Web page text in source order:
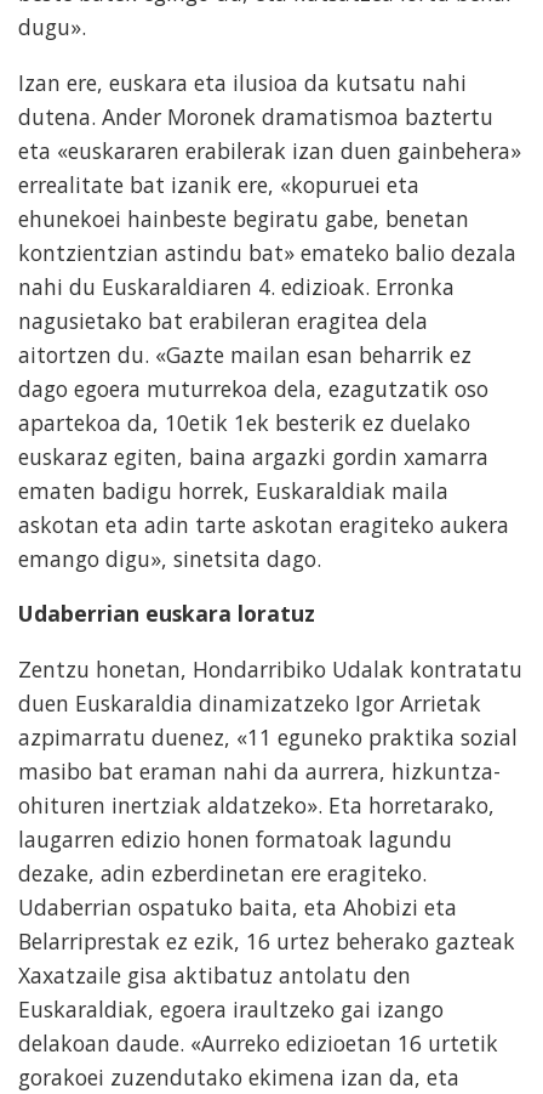
dugu».
Izan ere, euskara eta ilusioa da kutsatu nahi
dutena. Ander Moronek dramatismoa baztertu
eta «euskararen erabilerak izan duen gainbehera»
errealitate bat izanik ere, «kopuruei eta
ehunekoei hainbeste begiratu gabe, benetan
kontzientzian astindu bat» emateko balio dezala
nahi du Euskaraldiaren 4. edizioak. Erronka
nagusietako bat erabileran eragitea dela
aitortzen du. «Gazte mailan esan beharrik ez
dago egoera muturrekoa dela, ezagutzatik oso
apartekoa da, 10etik 1ek besterik ez duelako
euskaraz egiten, baina argazki gordin xamarra
ematen badigu horrek, Euskaraldiak maila
askotan eta adin tarte askotan eragiteko aukera
emango digu», sinetsita dago.
Udaberrian euskara loratuz
Zentzu honetan, Hondarribiko Udalak kontratatu
duen Euskaraldia dinamizatzeko Igor Arrietak
azpimarratu duenez, «11 eguneko praktika sozial
masibo bat eraman nahi da aurrera, hizkuntza-
ohituren inertziak aldatzeko». Eta horretarako,
laugarren edizio honen formatoak lagundu
dezake, adin ezberdinetan ere eragiteko.
Udaberrian ospatuko baita, eta Ahobizi eta
Belarriprestak ez ezik, 16 urtez beherako gazteak
Xaxatzaile gisa aktibatuz antolatu den
Euskaraldiak, egoera iraultzeko gai izango
delakoan daude. «Aurreko edizioetan 16 urtetik
gorakoei zuzendutako ekimena izan da, eta